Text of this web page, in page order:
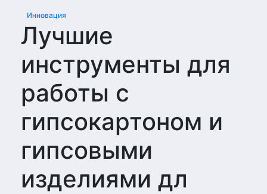
Инновация
Лучшие
инструменты для
работы с
гипсокартоном и
гипсовыми
изделиями дл